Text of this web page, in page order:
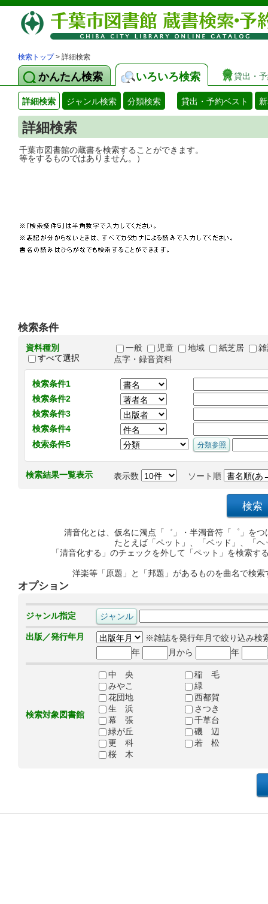
検索トップ> 詳細検索
かんたん検索 いろいろ検索 貸出・
詳細検索 ジャンル検索 分類検索 貸出・予約ベスト
詳細検索
千葉市図書館の蔵書を検索することがで
等をするものではありません。）
検索条件
資料種別
すべて選択
一般 児童 地域 紙芝居
点字・録音資料
検索条件1
検索条件2
検索条件3
検索条件4
検索条件5
検索結果一覧表示 表示数 ソート順
清音化とは、仮名に濁点「゛」・半濁音符「゜」を
たとえば「ペット」、「ベッド」、「
「清音化する」のチェックを外して「ペット」を検索
洋楽等「原題」と「邦題」があるものを曲名で検
オプション
ジャンル指定
出版／発行年月
※雑誌を発行年月で絞り込み検
年
月から 年
検索対象図書館
中 央
稲 毛
みやこ
緑
花団地
西都賀
生 浜
さつき
幕 張
千草台
緑が丘
磯 辺
更 科
若 松
桜 木